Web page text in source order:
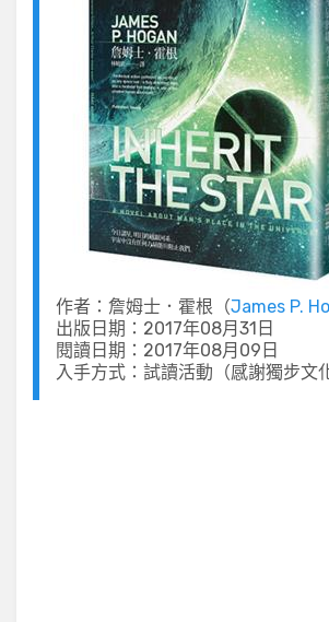
作者：詹姆士．霍根（James P.
出版日期：2017年08月31日
閱讀日期：2017年08月09日
入手方式：試讀活動（感謝獨步文